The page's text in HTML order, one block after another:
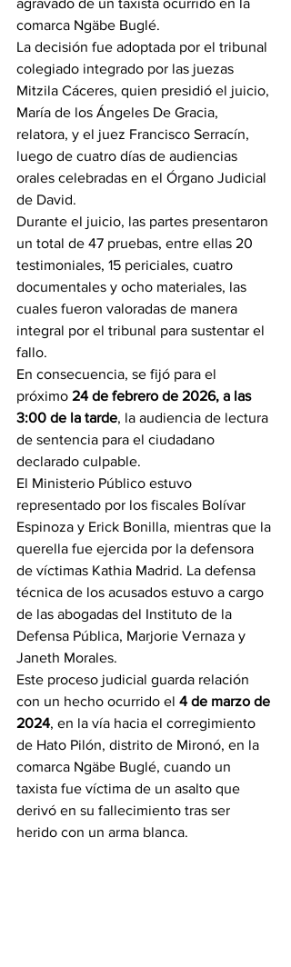
agravado de un taxista ocurrido en la
comarca Ngäbe Buglé.
La decisión fue adoptada por el tribunal
colegiado integrado por las juezas
Mitzila Cáceres, quien presidió el juicio,
María de los Ángeles De Gracia,
relatora, y el juez Francisco Serracín,
luego de cuatro días de audiencias
orales celebradas en el Órgano Judicial
de David.
Durante el juicio, las partes presentaron
un total de 47 pruebas, entre ellas 20
testimoniales, 15 periciales, cuatro
documentales y ocho materiales, las
cuales fueron valoradas de manera
integral por el tribunal para sustentar el
fallo.
En consecuencia, se fijó para el
próximo 24 de febrero de 2026, a las
3:00 de la tarde, la audiencia de lectura
de sentencia para el ciudadano
declarado culpable.
El Ministerio Público estuvo
representado por los fiscales Bolívar
Espinoza y Erick Bonilla, mientras que la
querella fue ejercida por la defensora
de víctimas Kathia Madrid. La defensa
técnica de los acusados estuvo a cargo
de las abogadas del Instituto de la
Defensa Pública, Marjorie Vernaza y
Janeth Morales.
Este proceso judicial guarda relación
con un hecho ocurrido el 4 de marzo de
2024, en la vía hacia el corregimiento
de Hato Pilón, distrito de Mironó, en la
comarca Ngäbe Buglé, cuando un
taxista fue víctima de un asalto que
derivó en su fallecimiento tras ser
herido con un arma blanca.